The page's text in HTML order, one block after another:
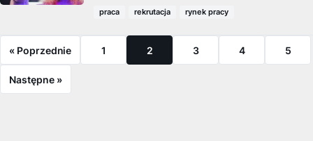
praca rekrutacja rynek pracy
« Poprzednie 1 2 3 4 5
Następne »